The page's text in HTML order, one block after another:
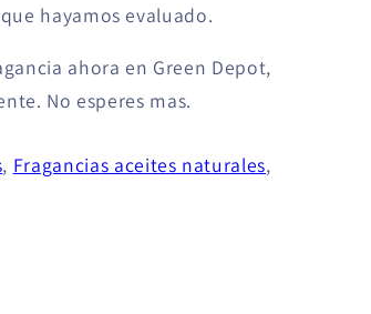
hayamos evaluado.
ahora en Green Depot,
No esperes mas.
, Fragancias aceites naturales,